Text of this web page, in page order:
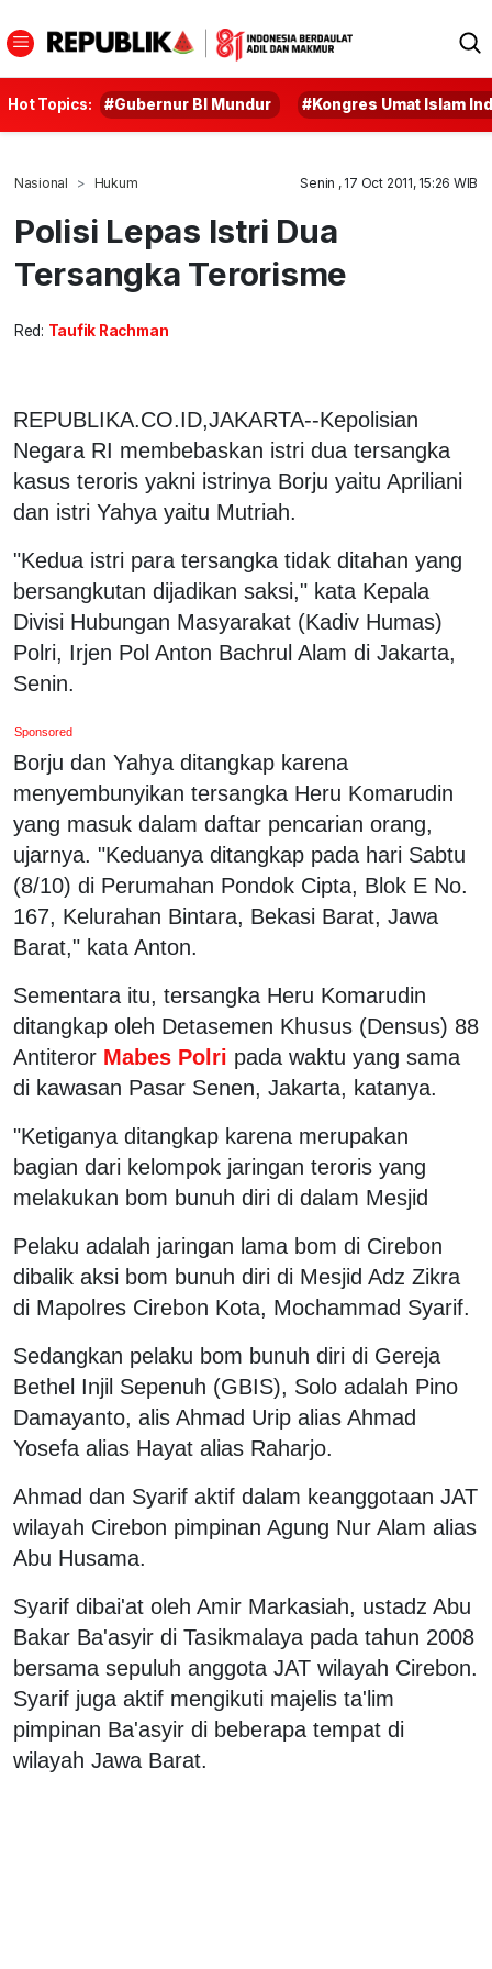
Hot Topics: #Gubernur BI Mundur #Kongres Umat Islam
Nasional Hukum Senin , 17 Oct 2011, 15:26 WIB
Polisi Lepas Istri Dua
Tersangka Terorisme
Red: Taufik Rachman
REPUBLIKA.CO.ID,JAKARTA--Kepolisian
Negara RI membebaskan istri dua tersangka
kasus teroris yakni istrinya Borju yaitu Apriliani
dan istri Yahya yaitu Mutriah.
"Kedua istri para tersangka tidak ditahan yang
bersangkutan dijadikan saksi," kata Kepala
Divisi Hubungan Masyarakat (Kadiv Humas)
Polri, Irjen Pol Anton Bachrul Alam di Jakarta,
Senin.
Sponsored
Borju dan Yahya ditangkap karena
menyembunyikan tersangka Heru Komarudin
yang masuk dalam daftar pencarian orang,
ujarnya. "Keduanya ditangkap pada hari Sabtu
(8/10) di Perumahan Pondok Cipta, Blok E No.
167, Kelurahan Bintara, Bekasi Barat, Jawa
Barat," kata Anton.
Sementara itu, tersangka Heru Komarudin
ditangkap oleh Detasemen Khusus (Densus) 88
Antiteror Mabes Polri pada waktu yang sama
di kawasan Pasar Senen, Jakarta, katanya.
"Ketiganya ditangkap karena merupakan
bagian dari kelompok jaringan teroris yang
melakukan bom bunuh diri di dalam Mesjid
Pelaku adalah jaringan lama bom di Cirebon
dibalik aksi bom bunuh diri di Mesjid Adz Zikra
di Mapolres Cirebon Kota, Mochammad Syarif.
Sedangkan pelaku bom bunuh diri di Gereja
Bethel Injil Sepenuh (GBIS), Solo adalah Pino
Damayanto, alis Ahmad Urip alias Ahmad
Yosefa alias Hayat alias Raharjo.
Ahmad dan Syarif aktif dalam keanggotaan JAT
wilayah Cirebon pimpinan Agung Nur Alam alias
Abu Husama.
Syarif dibai'at oleh Amir Markasiah, ustadz Abu
Bakar Ba'asyir di Tasikmalaya pada tahun 2008
bersama sepuluh anggota JAT wilayah Cirebon.
Syarif juga aktif mengikuti majelis ta'lim
pimpinan Ba'asyir di beberapa tempat di
wilayah Jawa Barat.